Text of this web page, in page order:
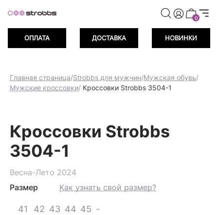
баллов при регистрации Дарим 500
0
ОПЛАТА ДОСТАВКА НОВИНКИ
Главная страница/Strobbs для мужчин/Мужская обувь/
Мужские кроссовки/ Кроссовки Strobbs 3504-1
Кроссовки Strobbs
3504-1
Весна-Лето 2024
Размер
Как узнать свой размер?
41 42 43 44 45 -